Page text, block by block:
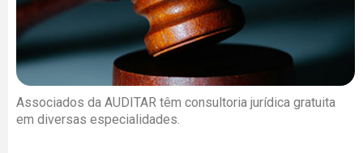
Associados da AUDITAR têm consultoria jurídica gratuita
em diversas especialidades.